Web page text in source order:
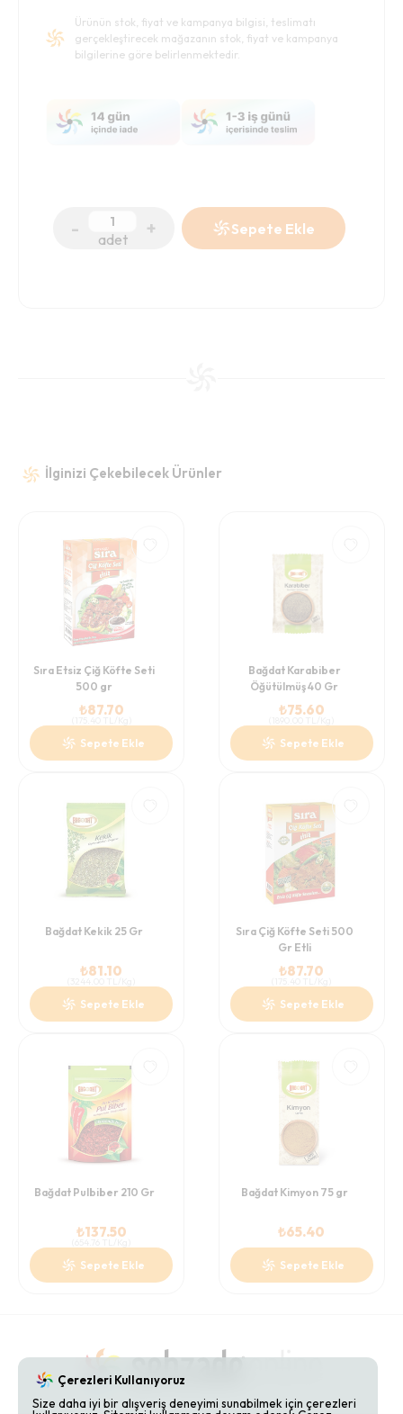
Ürünün stok, fiyat ve kampanya bilgisi, teslimatı
gerçekleştirecek mağazanın stok, fiyat ve kampanya
bilgilerine göre belirlenmektedir.
- adet + Sepete Ekle
İlginizi Çekebilecek Ürünler
Sıra Etsiz Çiğ Köfte Seti
500 gr
₺87.70
Sepete Ekle
Bağdat Karabiber
Öğütülmüş 40 Gr
₺75.60
Sepete Ekle
Bağdat Kekik 25 Gr
₺81.10
Sepete Ekle
Sıra Çiğ Köfte Seti 500
Gr Etli
₺87.70
Sepete Ekle
Bağdat Pulbiber 210 Gr
₺137.50
Sepete Ekle
Bağdat Kimyon 75 gr
₺65.40
Sepete Ekle
Çerezleri Kullanıyoruz
Size daha iyi bir alışveriş deneyimi sunabilmek için çerezleri